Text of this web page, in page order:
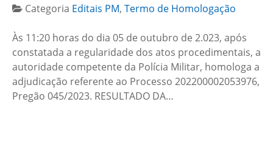
Categoria Editais PM, Termo de Homologação
Às 11:20 horas do dia 05 de outubro de 2.023, após
constatada a regularidade dos atos procedimentais, a
autoridade competente da Polícia Militar, homologa a
adjudicação referente ao Processo 202200002053976,
Pregão 045/2023. RESULTADO DA…